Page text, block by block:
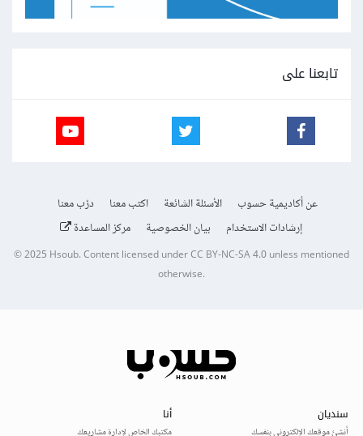
تابعنا على
عن أكاديمية حسوب الأسئلة الشائعة اكتب معنا
درّب معنا
إرشادات الاستخدام
بيان الخصوصية مركز المساعدة
© 2025Hsoub.Content licensed underCC BY-NC-SA 4.0unless mentioned
otherwise.